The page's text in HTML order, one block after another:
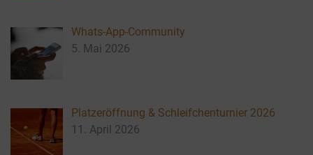
Whats-App-Community
5. Mai 2026
Platzeröffnung & Schleifchenturnier 2026
11. April 2026